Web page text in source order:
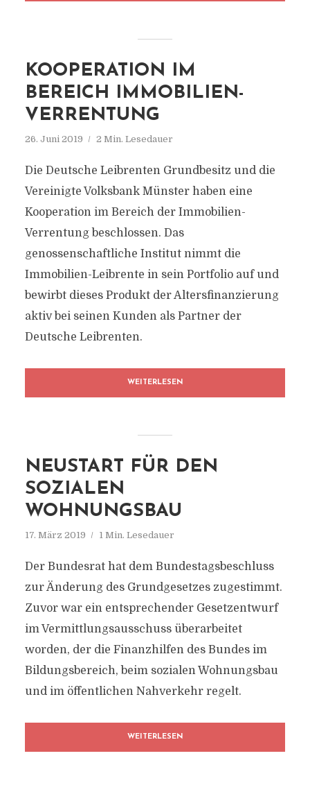
KOOPERATION IM
BEREICH IMMOBILIEN-
VERRENTUNG
26. Juni 2019 2 Min. Lesedauer
Die Deutsche Leibrenten Grundbesitz und die
Vereinigte Volksbank Münster haben eine
Kooperation im Bereich der Immobilien-
Verrentung beschlossen. Das
genossenschaftliche Institut nimmt die
Immobilien-Leibrente in sein Portfolio auf und
bewirbt dieses Produkt der Altersfinanzierung
aktiv bei seinen Kunden als Partner der
Deutsche Leibrenten.
WEITERLESEN
NEUSTART FÜR DEN
SOZIALEN
WOHNUNGSBAU
17. März 2019 1 Min. Lesedauer
Der Bundesrat hat dem Bundestagsbeschluss
zur Änderung des Grundgesetzes zugestimmt.
Zuvor war ein entsprechender Gesetzentwurf
im Vermittlungsausschuss überarbeitet
worden, der die Finanzhilfen des Bundes im
Bildungsbereich, beim sozialen Wohnungsbau
und im öffentlichen Nahverkehr regelt.
WEITERLESEN